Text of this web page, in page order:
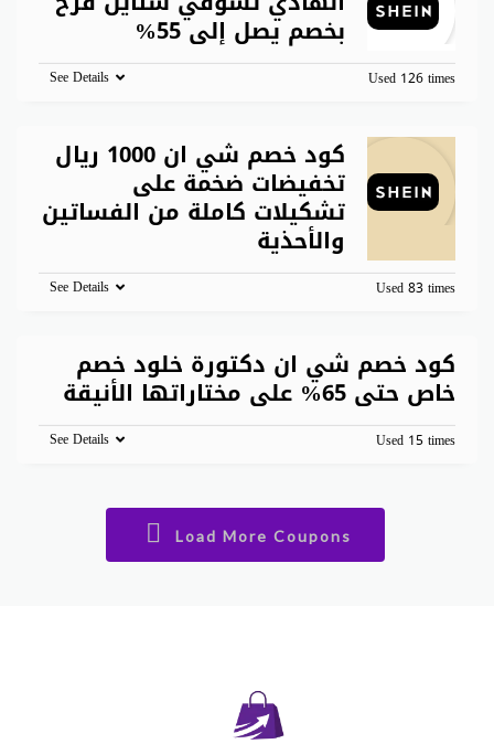
بخصم يصل إلى 55%
Used 126 times
See Details
كود خصم شي ان 1000 ريال
تخفيضات ضخمة على
تشكيلات كاملة من الفساتين
والأحذية
Used 83 times
See Details
كود خصم شي ان دكتورة خلود خصم
خاص حتى 65% على مختاراتها الأنيقة
Used 15 times
See Details
Load More Coupons